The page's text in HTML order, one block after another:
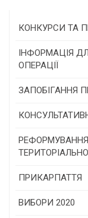
КОНКУРСИ ТА
Конкурс
самоврядування
Конкурс
Програми/
ІНФОРМАЦІЯ
ОПЕРАЦІЇ
ЗАПОБІГАННЯ
Консультативна
ПРИКАРПАТТЯ
Історична
ВИБОРИ 2020